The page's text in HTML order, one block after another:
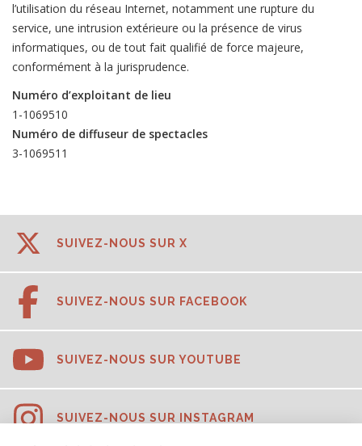
l’utilisation du réseau Internet, notamment une rupture du
service, une intrusion extérieure ou la présence de virus
informatiques, ou de tout fait qualifié de force majeure,
conformément à la jurisprudence.
Numéro d’exploitant de lieu
1-1069510
Numéro de diffuseur de spectacles
3-1069511
SUIVEZ-NOUS SUR X
SUIVEZ-NOUS SUR FACEBOOK
SUIVEZ-NOUS SUR YOUTUBE
SUIVEZ-NOUS SUR INSTAGRAM